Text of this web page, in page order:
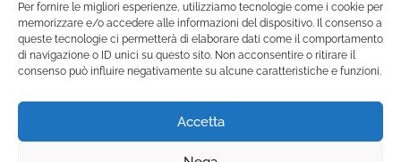
Per fornire le migliori esperienze, utilizziamo tecnologie come i cookie per
memorizzare e/o accedere alle informazioni del dispositivo. Il consenso a
queste tecnologie ci permetterà di elaborare dati come il comportamento
di navigazione o ID unici su questo sito. Non acconsentire o ritirare il
consenso può influire negativamente su alcune caratteristiche e funzioni.
Accetta
Fondazione Marista per la SolidarietàInternazionale ETS
P.le M. Champagnat, 2 00144 Roma, Italia
| C.F. 97484360587